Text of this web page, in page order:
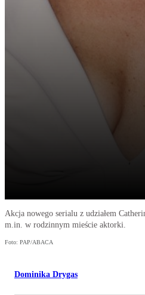
Akcja nowego serialu z udziałem
m.in. w rodzinnym mieście aktorki.
Foto: PAP/ABACA
Dominika Drygas